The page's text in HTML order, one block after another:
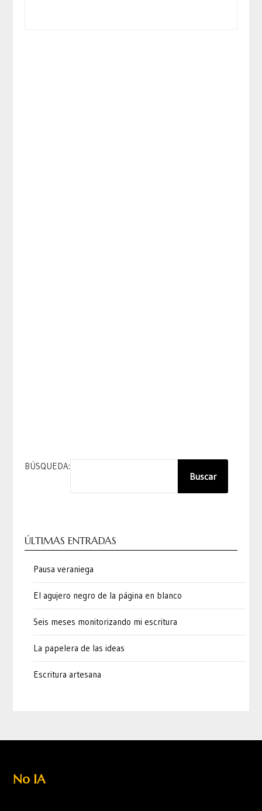
BÚSQUEDA:
Buscar
ÚLTIMAS ENTRADAS
Pausa veraniega
El agujero negro de la página en blanco
Seis meses monitorizando mi escritura
La papelera de las ideas
Escritura artesana
No IA